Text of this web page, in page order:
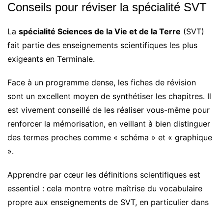
Conseils pour réviser la spécialité SVT
La spécialité Sciences de la Vie et de la Terre (SVT)
fait partie des enseignements scientifiques les plus
exigeants en Terminale.
Face à un programme dense, les fiches de révision
sont un excellent moyen de synthétiser les chapitres. Il
est vivement conseillé de les réaliser vous-même pour
renforcer la mémorisation, en veillant à bien distinguer
des termes proches comme « schéma » et « graphique
».
Apprendre par cœur les définitions scientifiques est
essentiel : cela montre votre maîtrise du vocabulaire
propre aux enseignements de SVT, en particulier dans